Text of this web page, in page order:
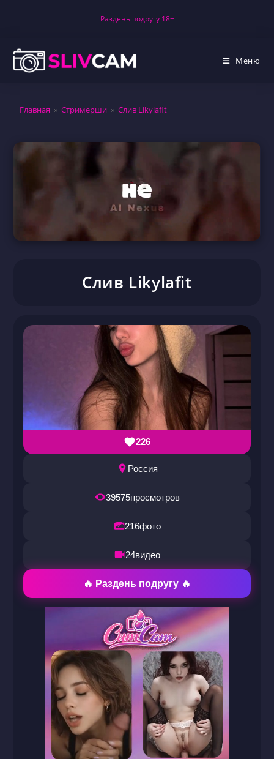
Раздень подругу 18+
Меню
Главная » Стримерши » Слив Likylafit
Слив Likylafit
226
Россия
39575просмотров
216фото
24видео
🔥 Раздень подругу 🔥